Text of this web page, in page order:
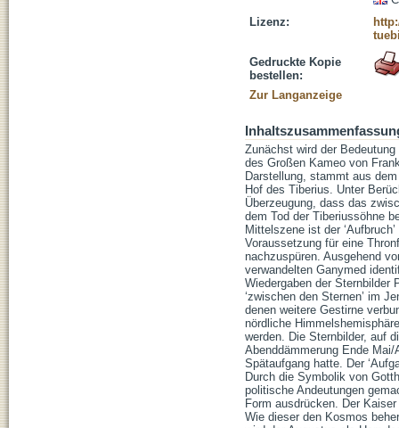
Lizenz:
Gedruckte Kopie
bestellen:
Zur Langanzeige
Zunächst wird der
des Großen Kameo von
Darstellung, stammt aus
Hof des Tiberius. Unter
Überzeugung, dass das
dem Tod der Tiberiussöhne
Mittelszene ist der
Voraussetzung für eine
nachzuspüren. Ausgehend
verwandelten Ganymed
Wiedergaben der Sternbilder
‘zwischen den Sternen’ im
denen weitere Gestirne
nördliche
werden. Die Sternbilder, auf
Abenddämmerung Ende
Spätaufgang hatte. Der
Durch die Symbolik von
politische Andeutungen
Form ausdrücken. Der
Wie dieser den Kosmos